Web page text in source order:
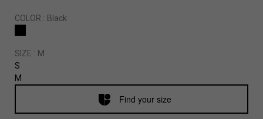
COLOR : Black
SIZE : M
S
M
Find your size